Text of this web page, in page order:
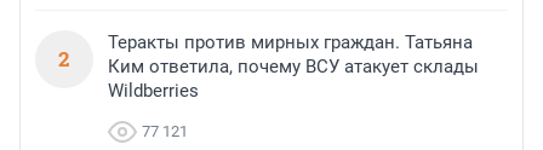
2
Теракты против мирных граждан. Татьяна
Ким ответила, почему ВСУ атакует склады
Wildberries
77 121